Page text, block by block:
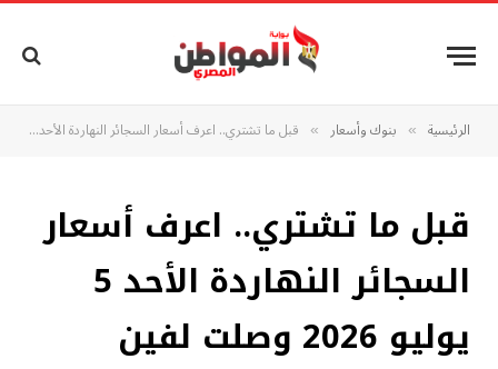
الرئيسية » بنوك وأسعار » قبل ما تشتري.. اعرف أسعار السجائر النهاردة الأحد 5 يوليو 2026 وصلت لفين
قبل ما تشتري.. اعرف أسعار
السجائر النهاردة الأحد 5
يوليو 2026 وصلت لفين